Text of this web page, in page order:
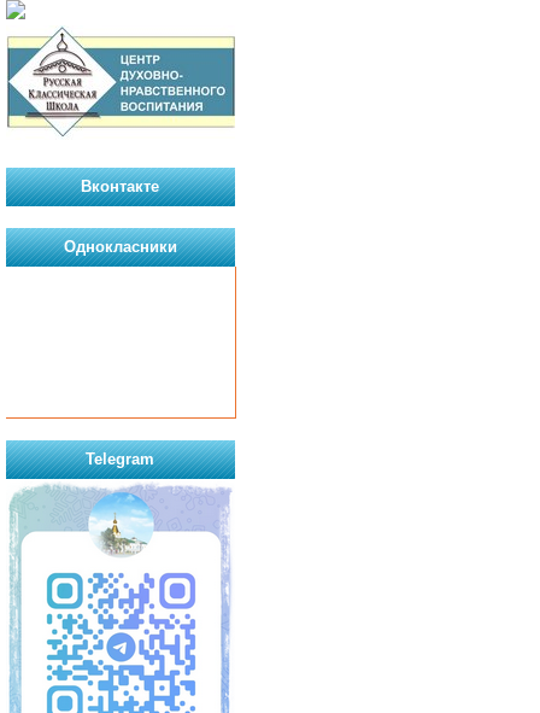
Вконтакте
Однокласники
Telegram